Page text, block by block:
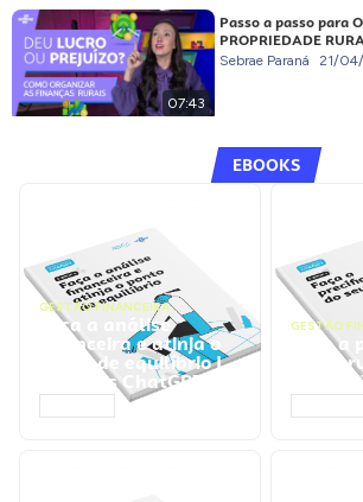
07:43
Passo a passo para
PROPRIEDADE
Sebrae Paraná 21/
EBOOKS
GESTÃO FINANCEIRA
Faça a análise
financeira e atinja o
ponto de equilíbrio |
Prompts ChatGPT
GESTÃO
Faça
seu